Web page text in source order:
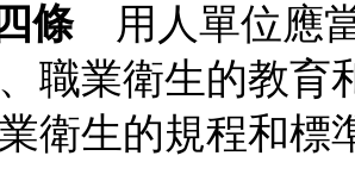
條用人單位應
職業衛生的教育
衛生的規程和標